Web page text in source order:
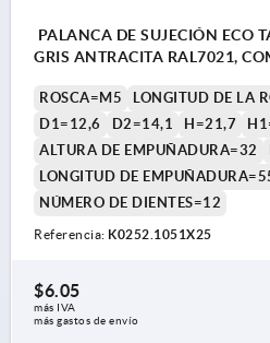
PALANCA DE SUJECIÓN ECO
GRIS ANTRACITA RAL7021,
ROSCA=M5 LONGITUD DE LA
D1=12,6
D2=14,1 H=21,7
ALTURA DE EMPUÑADURA=32
LONGITUD DE
NÚMERO DE DIENTES=12
Referencia: K0252.1051X25
$6.05
más IVA
más gastos de envío